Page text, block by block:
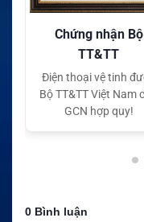
Chứng nhận Bộ
TT&TT
Điện thoại vệ tinh
Bộ TT&TT Việt Nam
GCN hợp quy!
0 Bình luận